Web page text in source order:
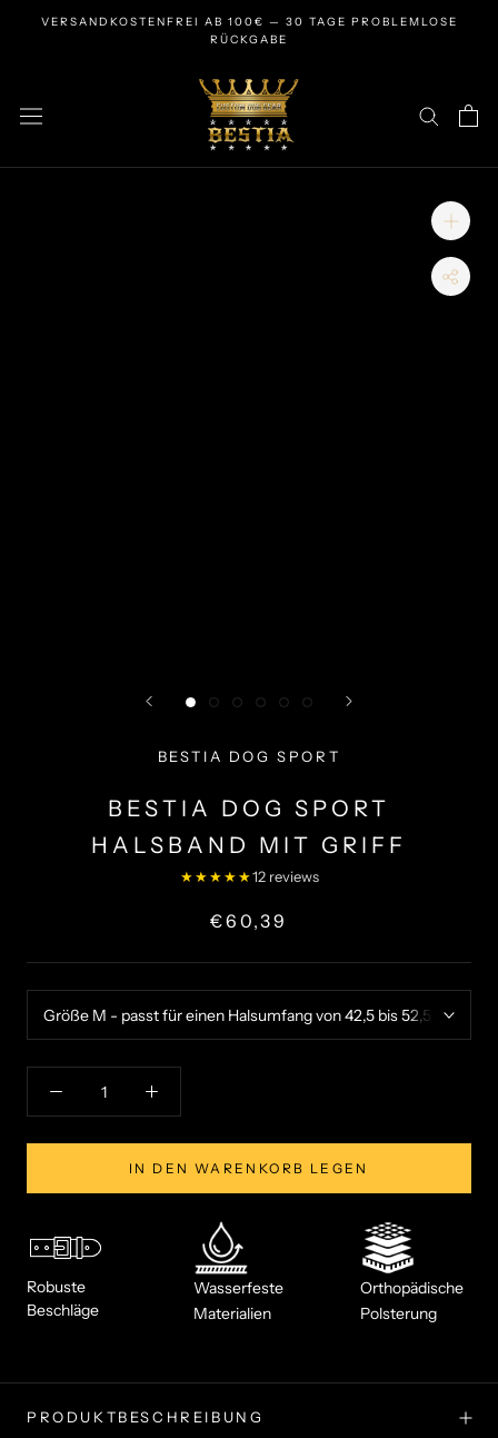
VERSANDKOSTENFREI AB 100€ — 30 TAGE PROBLEMLOSE
RÜCKGABE
BESTIA DOG SPORT
BESTIA DOG SPORT
HALSBAND MIT GRIFF
★★★★★12 reviews
€60,39
IN DEN WARENKORB LEGEN
Robuste
Beschläge
Wasserfeste
Materialien
Orthopädische
Polsterung
PRODUKTBESCHREIBUNG